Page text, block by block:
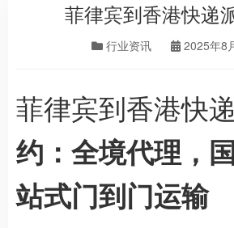
菲律宾到香港快递
行业资讯 2025年8
菲律宾到香港快递
约：全境代理，
站式门到门运输